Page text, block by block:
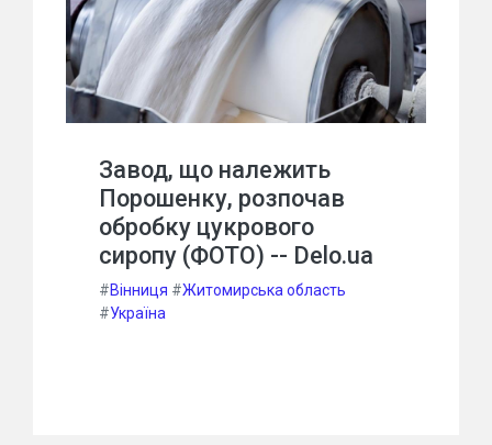
Завод, що належить
Порошенку, розпочав
обробку цукрового
сиропу (ФОТО) -- Delo.ua
#Вінниця #Житомирська область
#Україна